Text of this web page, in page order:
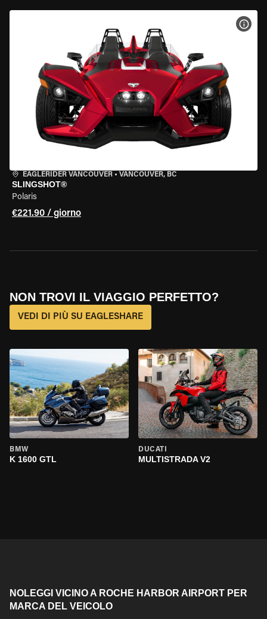
EAGLERIDER VANCOUVER • VANCOUVER, BC
SLINGSHOT®
Polaris
€221.90 / giorno
NON TROVI IL VIAGGIO PERFETTO?
VEDI DI PIÙ SU EAGLESHARE
BMW
K 1600 GTL
DUCATI
MULTISTRADA V2
NOLEGGI VICINO A ROCHE HARBOR AIRPORT PER
MARCA DEL VEICOLO